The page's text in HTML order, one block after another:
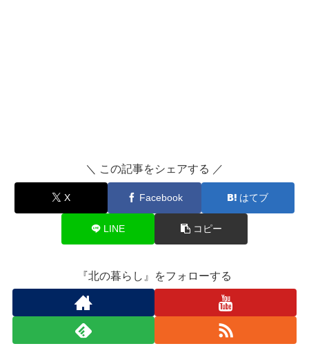
＼ この記事をシェアする ／
X Facebook はてブ
LINE コピー
『北の暮らし』をフォローする